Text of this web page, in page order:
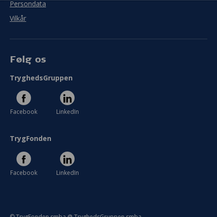
Persondata
Vilkår
Følg os
TryghedsGruppen
Facebook LinkedIn
TrygFonden
Facebook LinkedIn